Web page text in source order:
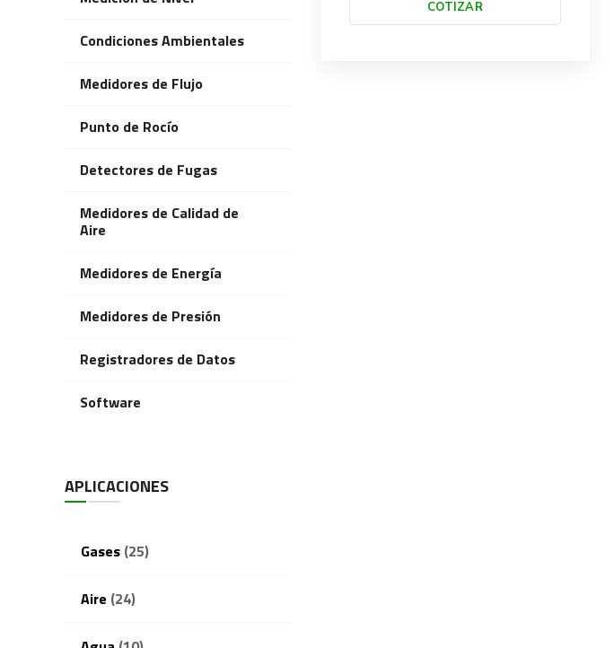
Condiciones Ambientales
Medidores de Flujo
Punto de Rocío
Detectores de Fugas
Medidores de Calidad de
Aire
Medidores de Energía
Medidores de Presión
Registradores de Datos
Software
APLICACIONES
Gases (25)
Aire (24)
COTIZAR